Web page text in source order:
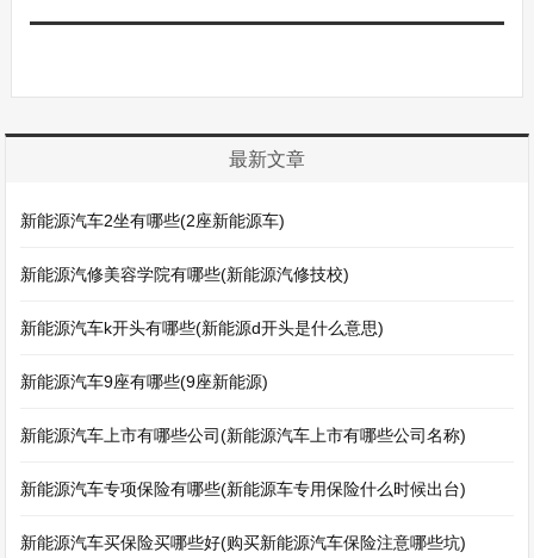
最新文章
新能源汽车2坐有哪些(2座新能源车)
新能源汽修美容学院有哪些(新能源汽修技校)
新能源汽车k开头有哪些(新能源d开头是什么意思)
新能源汽车9座有哪些(9座新能源)
新能源汽车上市有哪些公司(新能源汽车上市有哪些公司名称)
新能源汽车专项保险有哪些(新能源车专用保险什么时候出台)
新能源汽车买保险买哪些好(购买新能源汽车保险注意哪些坑)